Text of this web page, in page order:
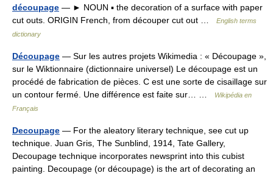
découpage — ► NOUN ▪ the decoration of a surface with paper
cut outs. ORIGIN French, from découper cut out …
English terms
dictionary
Découpage — Sur les autres projets Wikimedia : « Découpage »,
sur le Wiktionnaire (dictionnaire universel) Le découpage est un
procédé de fabrication de pièces. C est une sorte de cisaillage sur
un contour fermé. Une différence est faite sur… …
Wikipédia en
Français
Decoupage — For the aleatory literary technique, see cut up
technique. Juan Gris, The Sunblind, 1914, Tate Gallery,
Decoupage technique incorporates newsprint into this cubist
painting. Decoupage (or découpage) is the art of decorating an